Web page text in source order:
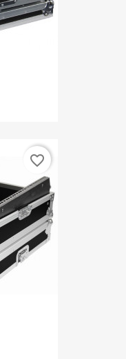
favorite_border